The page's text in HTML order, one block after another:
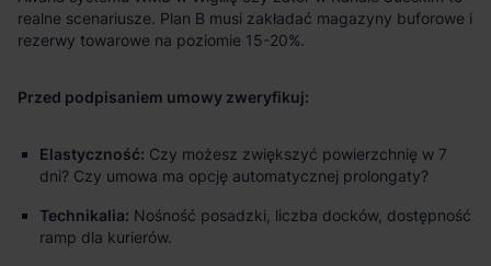
Przed podpisaniem umowy zweryfikuj:
Elastyczność: Czy możesz zwiększyć powierzchnię w 7
dni? Czy umowa ma opcję automatycznej prolongaty?
Technikalia: Nośność posadzki, liczba docków, dostępność
ramp dla kurierów.